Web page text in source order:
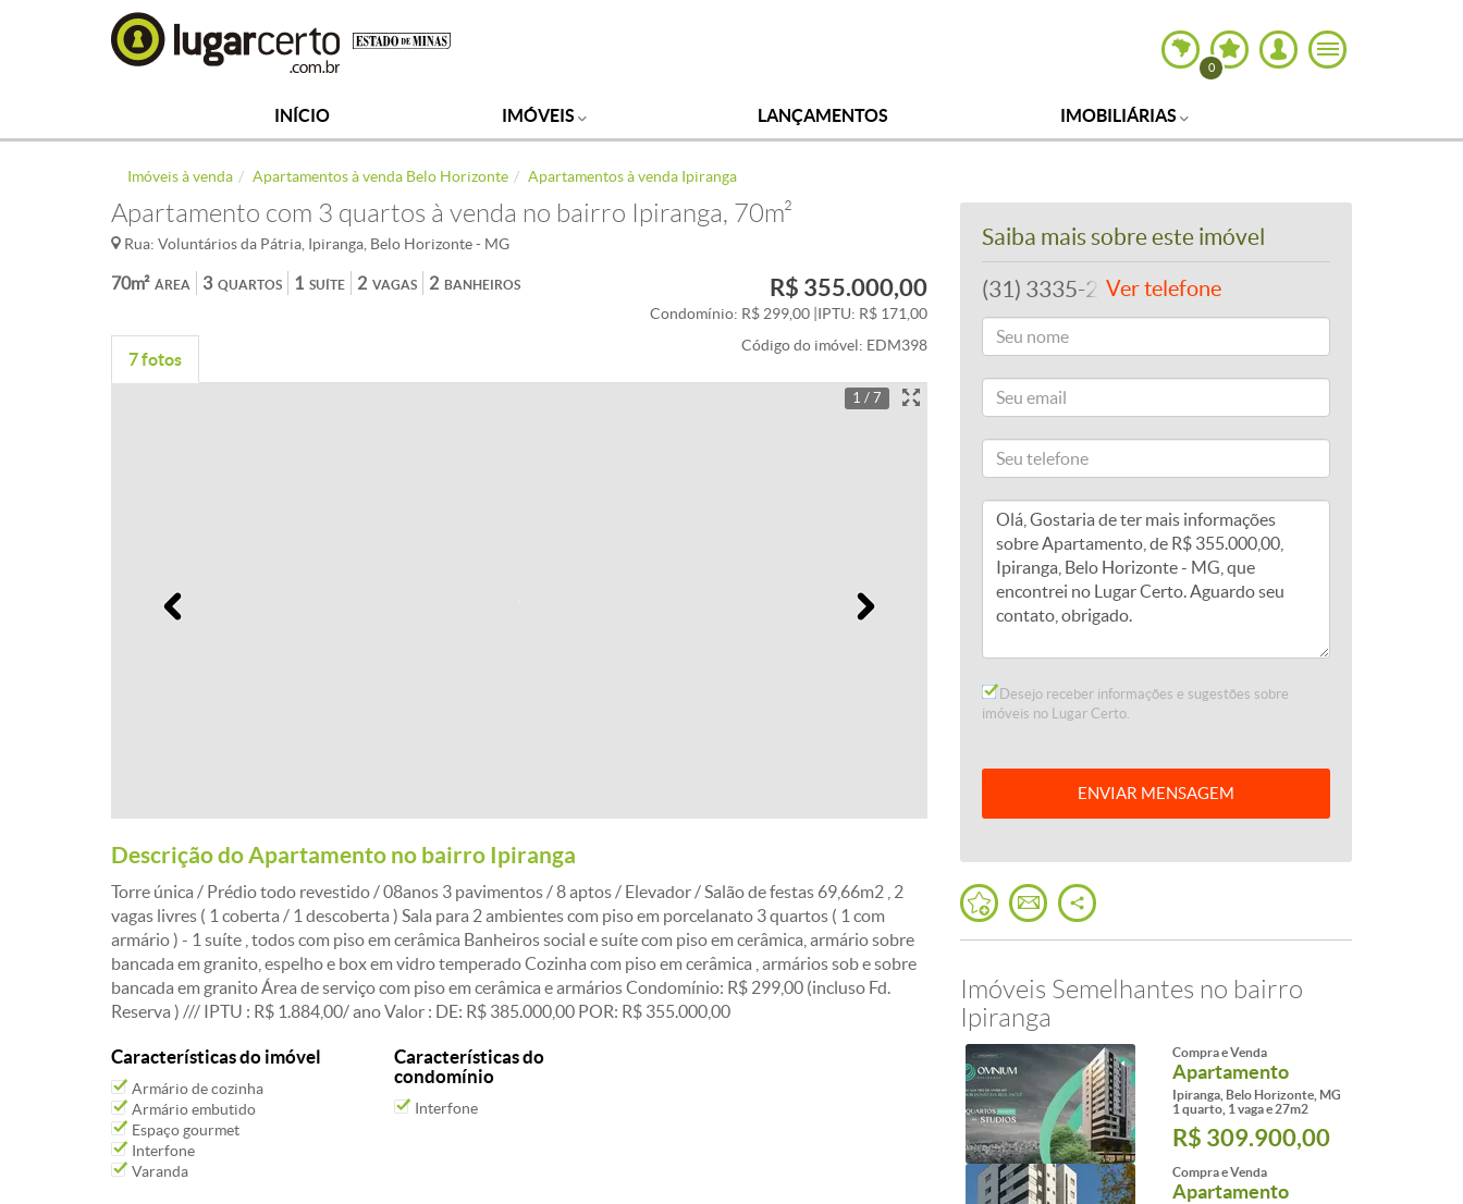
0
INÍCIO IMÓVEIS LANÇAMENTOS IMOBILIÁRIAS
Imóveis à venda Apartamentos à venda Belo Horizonte Apartamentos à venda Ipiranga
Apartamento com 3 quartos à venda no bairro Ipiranga, 70m²
Rua: Voluntários da Pátria, Ipiranga, Belo Horizonte - MG
ÁREA
70m² QUARTOS
3 SUÍTE
1 VAGAS
2 BANHEIROS
2 R$ 355.000,00
Condomínio: R$ 299,00 IPTU: R$ 171,00
7 fotos
Código do imóvel: EDM398
1 / 7
Descrição do Apartamento no bairro Ipiranga
Torre única / Prédio todo revestido / 08anos 3 pavimentos / 8 aptos / Elevador / Salão de festas 69,66m2 , 2
vagas livres ( 1 coberta / 1 descoberta ) Sala para 2 ambientes com piso em porcelanato 3 quartos ( 1 com
armário ) - 1 suíte , todos com piso em cerâmica Banheiros social e suíte com piso em cerâmica, armário sobre
bancada em granito, espelho e box em vidro temperado Cozinha com piso em cerâmica , armários sob e sobre
bancada em granito Área de serviço com piso em cerâmica e armários Condomínio: R$ 299,00 (incluso Fd.
Reserva ) /// IPTU : R$ 1.884,00/ ano Valor : DE: R$ 385.000,00 POR: R$ 355.000,00
Características do imóvel
Armário de cozinha
Armário embutido
Espaço gourmet
Interfone
Varanda
Características do
condomínio
Interfone
Saiba mais sobre este imóvel
(31) 3335-2861Ver telefone
Desejo receber informações e sugestões sobre
imóveis no Lugar Certo.
ENVIAR MENSAGEM
Imóveis Semelhantes no bairro
Ipiranga
Compra e Venda
Apartamento
Ipiranga, Belo Horizonte, MG
1 quarto, 1 vaga e 27m2
R$ 309.900,00
Compra e Venda
Apartamento